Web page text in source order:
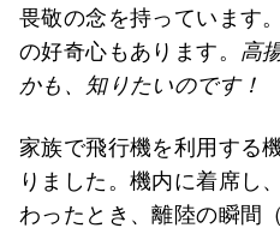
畏敬の念を持っています
の好奇心もあります。 高
かも、知りたいのです！
家族で飛行機を利用する
りました。機内に着席し
わったとき、離陸の瞬間